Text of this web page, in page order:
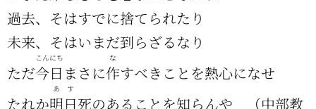
過去、そはすでに捨てられたり
未来、そはいまだ到らざるなり
ただ今日
こんにち
まさに作
な
すべきことを熱心になせ
たれか明日
あす
死のあることを知らんや （中部教